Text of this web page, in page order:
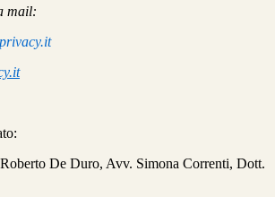
mail:
De Duro, Avv. Simona Correnti, Dott.